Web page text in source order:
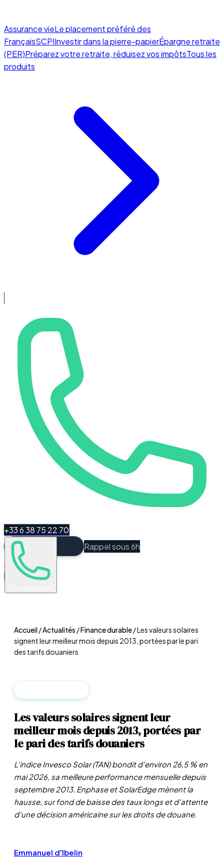
Assurance vieLe placement préféré des
FrançaisSCPIInvestir dans la pierre-papierÉpargne retraite
(PER)Préparez votre retraite, réduisez vos impôtsTous les
produits
+33 6 38 75 22 70
Rappel sous 6h
Espace Client
Accueil/Actualités /Finance durable/Les valeurs solaires
signent leur meilleur mois depuis 2013, portées par le pari
des tarifs douaniers
Les valeurs solaires signent leur
meilleur mois depuis 2013, portées par
le pari des tarifs douaniers
L'indice Invesco Solar (TAN) bondit d'environ 26,5 % en
mai 2026, sa meilleure performance mensuelle depuis
septembre 2013. Enphase et SolarEdge mènent la
hausse, sur fond de baisse des taux longs et d'attente
d'une décision américaine sur les droits de douane.
Emmanuel d'Ibelin